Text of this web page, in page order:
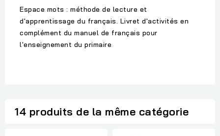
Espace mots : méthode de lecture et
d'apprentissage du français. Livret d'activités en
complément du manuel de français pour
l'enseignement du primaire
14 produits de la même catégorie